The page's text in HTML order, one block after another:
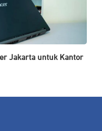
Jakarta untuk Kantor